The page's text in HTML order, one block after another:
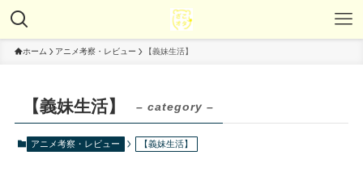
ホーム アニメ考察・レビュー 【義妹生活】
【義妹生活】 – category –
アニメ考察・レビュー 【義妹生活】